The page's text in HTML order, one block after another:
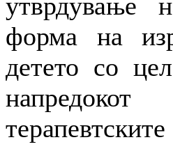
форма на
детето со